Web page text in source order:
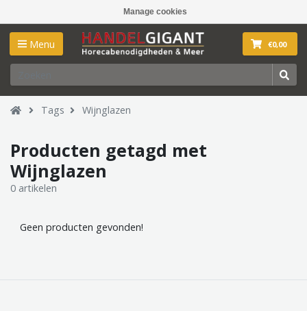
Manage cookies
Menu €0,00
Tags Wijnglazen
Producten getagd met
Wijnglazen
0 artikelen
Geen producten gevonden!